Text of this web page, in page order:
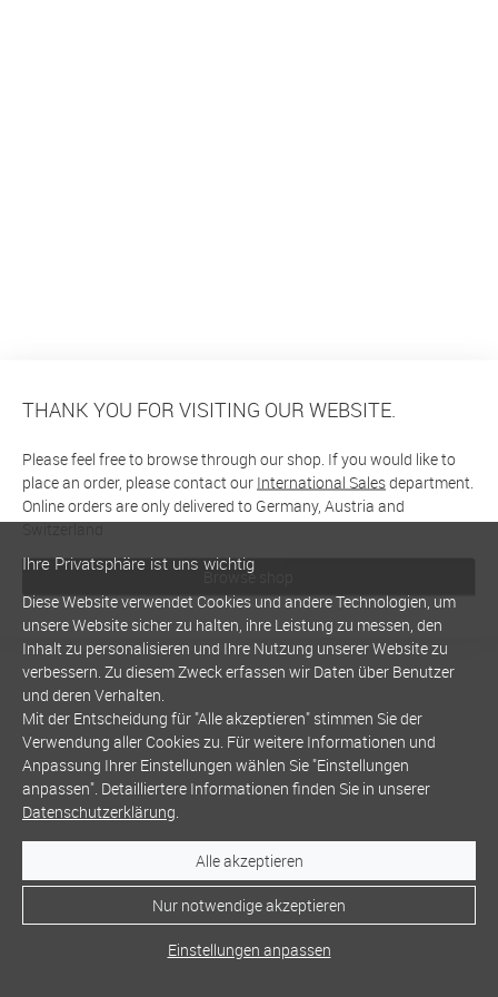
THANK YOU FOR VISITING OUR WEBSITE.
Please feel free to browse through our shop. If you would like to
place an order, please contact our International Salesdepartment.
Online orders are only delivered to Germany, Austria and
Switzerland
Browse shop
Ihre Privatsphäre ist uns wichtig
Diese Website verwendet Cookies und andere Technologien, um
unsere Website sicher zu halten, ihre Leistung zu messen, den
Inhalt zu personalisieren und Ihre Nutzung unserer Website zu
verbessern. Zu diesem Zweck erfassen wir Daten über Benutzer
und deren Verhalten.
Mit der Entscheidung für "Alle akzeptieren" stimmen Sie der
Verwendung aller Cookies zu. Für weitere Informationen und
Anpassung Ihrer Einstellungen wählen Sie "Einstellungen
anpassen". Detailliertere Informationen finden Sie in unserer
Datenschutzerklärung.
Alle akzeptieren
Nur notwendige akzeptieren
Einstellungen anpassen